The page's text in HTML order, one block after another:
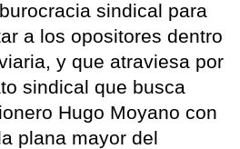
sindical para
a los opositores dentro
y que atraviesa por
sindical que busca
Hugo Moyano con
plana mayor del